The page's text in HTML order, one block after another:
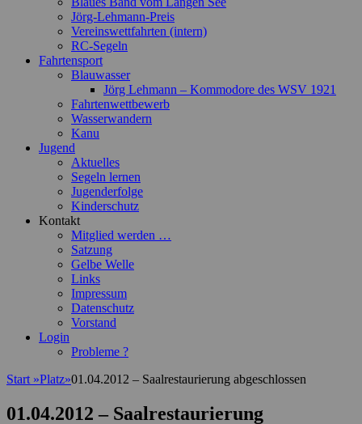
Jörg-Lehmann-Preis
Vereinswettfahrten (intern)
RC-Segeln
Fahrtensport
Blauwasser
Jörg Lehmann – Kommodore des WSV 1921
Fahrtenwettbewerb
Wasserwandern
Kanu
Jugend
Aktuelles
Segeln lernen
Jugenderfolge
Kinderschutz
Kontakt
Mitglied werden …
Satzung
Gelbe Welle
Links
Impressum
Datenschutz
Vorstand
Login
Probleme ?
Start »Platz»01.04.2012 – Saalrestaurierung abgeschlossen
01.04.2012 – Saalrestaurierung